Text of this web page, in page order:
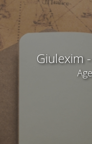
Giulexim